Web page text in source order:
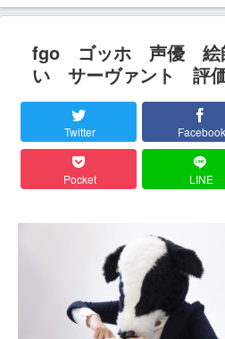
fgo ゴッホ 声優
い サーヴァント 評
Twitter Facebook
Pocket LINE